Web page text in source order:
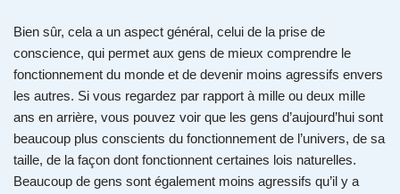
Bien sûr, cela a un aspect général, celui de la prise de
conscience, qui permet aux gens de mieux comprendre le
fonctionnement du monde et de devenir moins agressifs envers
les autres. Si vous regardez par rapport à mille ou deux mille
ans en arrière, vous pouvez voir que les gens d’aujourd’hui sont
beaucoup plus conscients du fonctionnement de l’univers, de sa
taille, de la façon dont fonctionnent certaines lois naturelles.
Beaucoup de gens sont également moins agressifs qu’il y a